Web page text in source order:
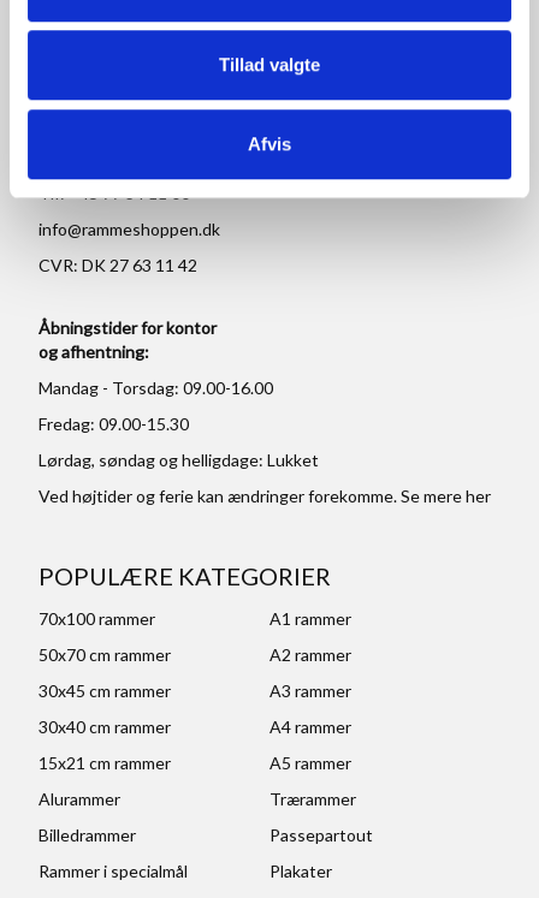
Tillad valgte
Afvis
RAMMESHOPPEN.DK
Ove Jensens Allé 31
Tlf: +45 77 34 11 00
info@rammeshoppen.dk
CVR: DK 27 63 11 42
Åbningstider for kontor
og afhentning:
Mandag - Torsdag: 09.00-16.00
Fredag: 09.00-15.30
Lørdag, søndag og helligdage: Lukket
Ved højtider og ferie kan ændringer forekomme. Se mereher
POPULÆRE KATEGORIER
70x100 rammer
A1 rammer
50x70 cm rammer
A2 rammer
30x45 cm rammer
A3 rammer
30x40 cm rammer
A4 rammer
15x21 cm rammer
A5 rammer
Alurammer
Trærammer
Billedrammer
Passepartout
Rammer i specialmål
Plakater